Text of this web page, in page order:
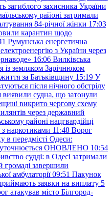
загиблого захисника України
районі затримали
84-річної жінки 17:03
карантин щодо
Румунська енергетична
з України через
16:06 Вилківська
із земляком Зарічнюком
за Батьківщину 15:19 У
після нічного обстрілу
виявили судна, що затонули
викрито чергову схему
через державний
районі нацгвардійці
з наркотиками 11:48 Ворог
в передмісті Одеси:
уточнюється ОНОВЛЕНО 10:54
судді: в Одесі затримали
громаді завершили
амбулаторії 09:51 Пакунок
заявки на виплату 5
атакував місто Білгород-